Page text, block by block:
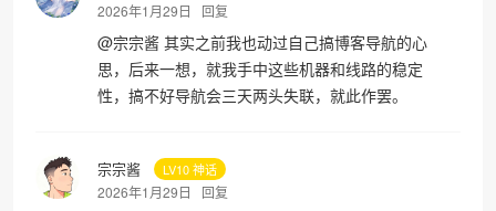
2026年1月29日 回复
@宗宗酱 其实之前我也动过自己搞博客导航的心
思，后来一想，就我手中这些机器和线路的稳定
性，搞不好导航会三天两头失联，就此作罢。
宗宗酱 LV10 神话
2026年1月29日 回复